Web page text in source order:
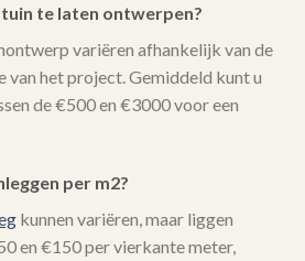
te laten ontwerpen?
variëren afhankelijk van de
het project. Gemiddeld kunt u
de €500 en €3000 voor een
per m2?
kunnen variëren, maar liggen
en €150 per vierkante meter,